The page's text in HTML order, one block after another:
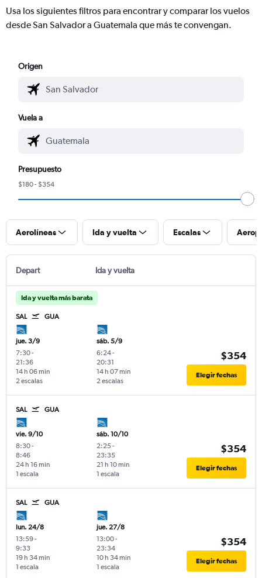
Usa los siguientes filtros para encontrar y comparar los vuelos
desde San Salvador a Guatemala que más te convengan.
Origen
Vuela a
Presupuesto
$180 - $354
Aerolíneas Ida y vuelta Escalas
Depart Ida y vuelta
Ida y vuelta más barata
SAL GUA
jue. 3/9
7:30-
21:36
2 escalas
14 h 06 min
sáb. 5/9
6:24-
20:31
2 escalas
14 h 07 min
$354
Elegir fechas
SAL GUA
vie. 9/10
8:30-
8:46
1 escala
24 h 16 min
sáb. 10/10
2:25-
23:35
1 escala
21 h 10 min
$354
Elegir fechas
SAL GUA
lun. 24/8
13:59-
9:33
1 escala
19 h 34 min
jue. 27/8
13:00-
23:34
1 escala
10 h 34 min
$354
Elegir fechas